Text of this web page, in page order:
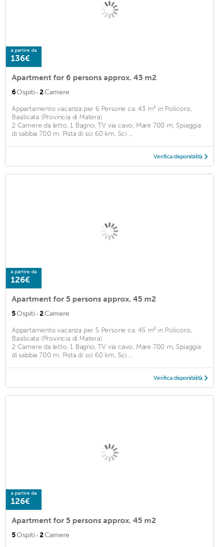
a partire da
136€
Apartment for 6 persons approx. 43 m2
6Ospiti · 2Camere
Appartamento vacanza per 6 Persone ca. 43 m² in Policoro,
Basilicata (Provincia di Matera)
2 Camere da letto, 1 Bagno, TV via cavo, Mare 700 m, Spiaggia
di sabbia 700 m, Pista di sci 60 km, Sci ...
Verifica disponibilità
a partire da
126€
Apartment for 5 persons approx. 45 m2
5Ospiti · 2Camere
Appartamento vacanza per 5 Persone ca. 45 m² in Policoro,
Basilicata (Provincia di Matera)
2 Camere da letto, 1 Bagno, TV via cavo, Mare 700 m, Spiaggia
di sabbia 700 m, Pista di sci 60 km, Sci ...
Verifica disponibilità
a partire da
126€
Apartment for 5 persons approx. 45 m2
5Ospiti · 2Camere